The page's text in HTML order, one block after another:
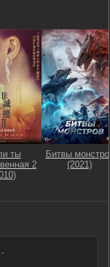
ты
2
Битвы
(2021)